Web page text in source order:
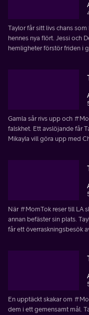
Taylor får sitt livs chans
hennes nya flört. Jessi och
hemligheter förstör friden i
Gamla sår rivs upp och
falskhet. Ett avslöjande får
Mikayla vill göra upp med
När #MomTok reser till LA
annan befäster sin plats.
får ett överraskningsbesök
En upptäckt skakar om
dem i ett gemensamt mål.